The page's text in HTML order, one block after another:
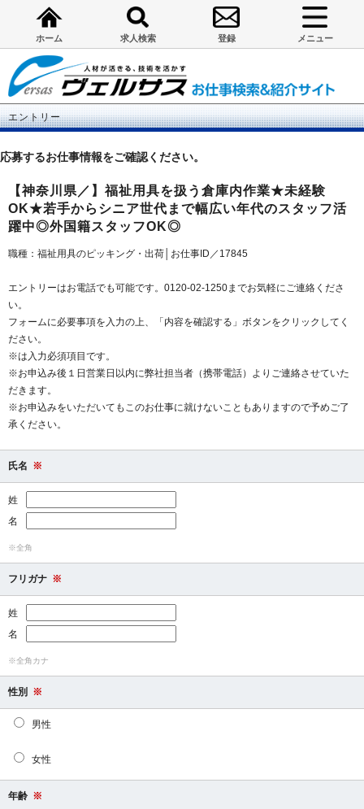
ホーム 求人検索 登録 メニュー
エントリー
応募するお仕事情報をご確認ください。
【神奈川県／】福祉用具を扱う倉庫内作業★未経験
OK★若手からシニア世代まで幅広い年代のスタッフ活
躍中◎外国籍スタッフOK◎
職種：福祉用具のピッキング・出荷│お仕事ID／17845
エントリーはお電話でも可能です。0120-02-1250までお気軽にご連絡くださ
い。
フォームに必要事項を入力の上、「内容を確認する」ボタンをクリックしてく
ださい。
※は入力必須項目です。
※お申込み後１日営業日以内に弊社担当者（携帯電話）よりご連絡させていた
だきます。
※お申込みをいただいてもこのお仕事に就けないこともありますので予めご了
承ください。
氏名 ※
姓
名
※全角
フリガナ ※
姓
名
※全角カナ
性別 ※
男性
女性
年齢 ※